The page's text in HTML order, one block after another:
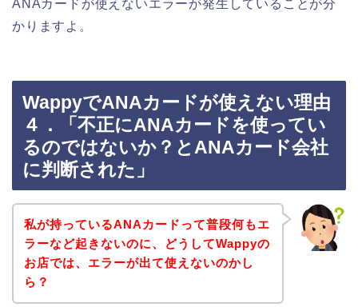
ANAカードが使えないエラーが発生していることが分
かりますよ。
WappyでANAカードが使えない理由
４．「不正にANAカードを使ってい
るのではないか？とANAカード会社
に判断された」
私が持っているANAカードって普段何もエ
ラーなど起きないのに、どうしてWappyの
お店では、エラーが出て使えないのかし
ら？